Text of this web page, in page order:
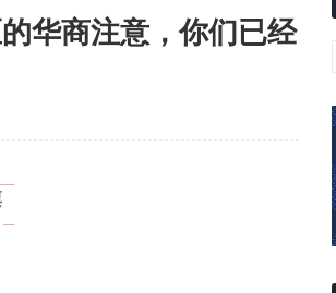
华商注意，你们已经